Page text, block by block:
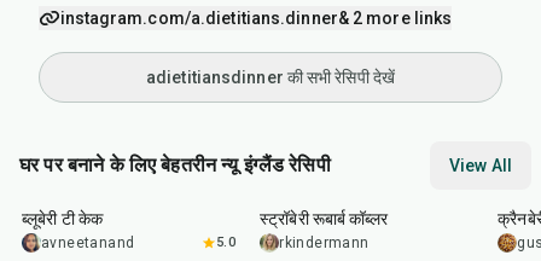
instagram.com/a.dietitians.dinner& 2 more links
adietitiansdinner की सभी रेसिपी देखें
घर पर बनाने के लिए बेहतरीन न्यू इंग्लैंड रेसिपी View All
min
ब्लूबेरी टी केक
avneetanand 5.0
hr 10
स्ट्रॉबेरी रूबार्ब कॉब्लर
rkindermann